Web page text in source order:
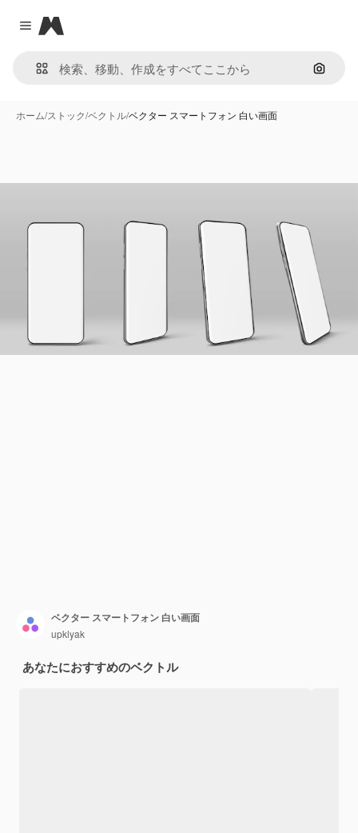
Close menu
Magnific
画像で
ホーム/ストック/ベクトル/ベクター スマートフォン 白い画面
ベクター スマートフォン 白い画面
upklyak
あなたにおすすめのベクトル